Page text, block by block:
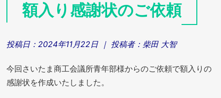
額入り感謝状のご依頼
投稿日： 2024年11月22日 ｜ 投稿者： 柴田 大智
今回さいたま商工会議所青年部様からのご依頼で額入りの
感謝状を作成いたしました。